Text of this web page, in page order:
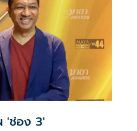
ภัยจากช่องว่าเกิดอะไรขึ้น
ารณ์ขออภัยต่อเหตุการณ์ความ
งครบรอบ 56 ปี ช่อง 3 Land
'ช่อง 3'